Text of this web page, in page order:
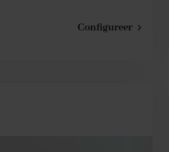
Configureer